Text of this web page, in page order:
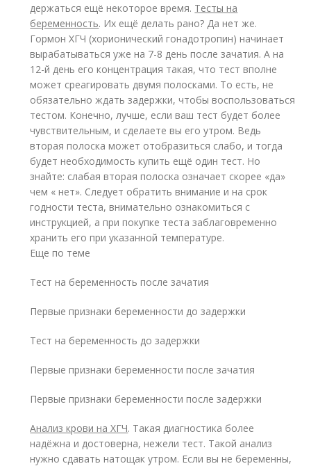
держаться ещё некоторое время. Тесты на
беременность. Их ещё делать рано? Да нет же.
Гормон ХГЧ (хорионический гонадотропин) начинает
вырабатываться уже на 7-8 день после зачатия. А на
12-й день его концентрация такая, что тест вполне
может среагировать двумя полосками. То есть, не
обязательно ждать задержки, чтобы воспользоваться
тестом. Конечно, лучше, если ваш тест будет более
чувствительным, и сделаете вы его утром. Ведь
вторая полоска может отобразиться слабо, и тогда
будет необходимость купить ещё один тест. Но
знайте: слабая вторая полоска означает скорее «да»
чем « нет». Следует обратить внимание и на срок
годности теста, внимательно ознакомиться с
инструкцией, а при покупке теста заблаговременно
хранить его при указанной температуре.
Еще по теме
Тест на беременность после зачатия
Первые признаки беременности до задержки
Тест на беременность до задержки
Первые признаки беременности после зачатия
Первые признаки беременности после задержки
Анализ крови на ХГЧ. Такая диагностика более
надёжна и достоверна, нежели тест. Такой анализ
нужно сдавать натощак утром. Если вы не беременны,